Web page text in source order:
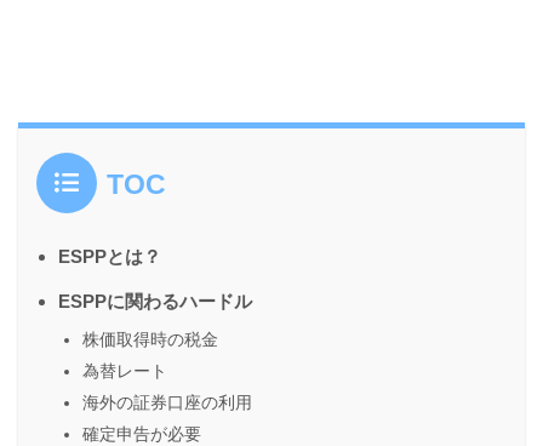
TOC
ESPPとは？
ESPPに関わるハードル
株価取得時の税金
為替レート
海外の証券口座の利用
確定申告が必要